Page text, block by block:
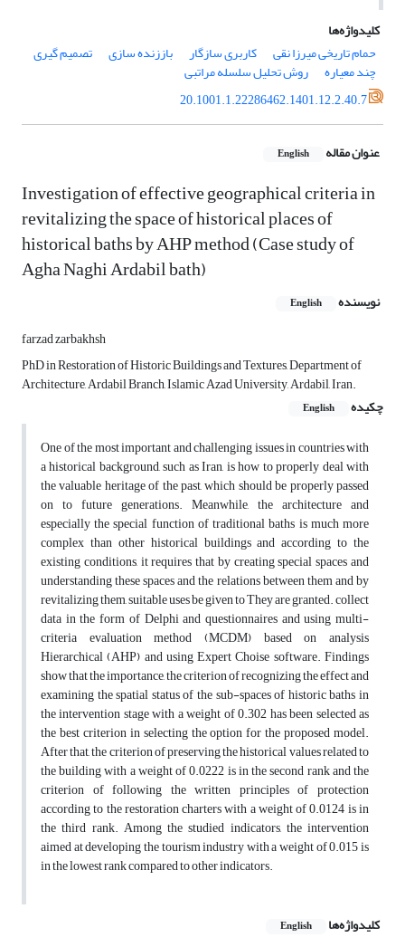
کلیدواژه‌ها
حمام تاریخی میرزا نقی
کاربری سازگار باززنده سازی تصمیم گیری
چند معیاره
روش تحلیل سلسله مراتبی
20.1001.1.22286462.1401.12.2.40.7
عنوان مقاله English
Investigation of effective geographical criteria in
revitalizing the space of historical places of
historical baths by AHP method (Case study of
Agha Naghi Ardabil bath)
نویسنده English
farzad zarbakhsh
PhD in Restoration of Historic Buildings and Textures, Department of
Architecture, Ardabil Branch, Islamic Azad University, Ardabil, Iran.
چکیده
English
One of the most important and challenging issues in countries with
a historical background, such as Iran, is how to properly deal with
the valuable heritage of the past, which should be properly passed
on to future generations. Meanwhile, the architecture and
especially the special function of traditional baths is much more
complex than other historical buildings and according to the
existing conditions, it requires that by creating special spaces and
understanding these spaces and the relations between them and by
revitalizing them, suitable uses be given to They are granted. collect
data in the form of Delphi and questionnaires and using multi-
criteria evaluation method (MCDM) based on analysis
Hierarchical (AHP) and using Expert Choise software. Findings
show that the importance, the criterion of recognizing the effect and
examining the spatial status of the sub-spaces of historic baths in
the intervention stage with a weight of 0.302 has been selected as
the best criterion in selecting the option for the proposed model.
After that, the criterion of preserving the historical values ​​related to
the building with a weight of 0.0222 is in the second rank and the
criterion of following the written principles of protection
according to the restoration charters with a weight of 0.0124 is in
the third rank. Among the studied indicators, the intervention
aimed at developing the tourism industry with a weight of 0.015 is
in the lowest rank compared to other indicators.
کلیدواژه‌ها English